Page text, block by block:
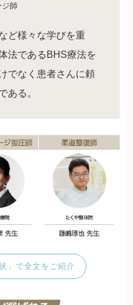
師
ど様々な学びを重
法であるBHS療法を
でなく患者さんに頼
ある。
」で全文をご紹介